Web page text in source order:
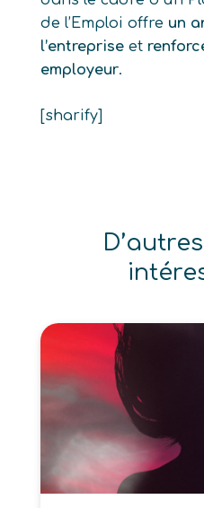
de l’Emploi offre un
l’entrepriseet
employeur.
[sharify]